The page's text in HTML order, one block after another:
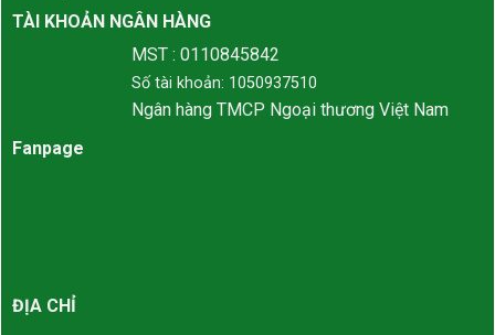
TÀI KHOẢN NGÂN HÀNG
MST : 0110845842
Số tài khoản: 1050937510
Ngân hàng TMCP Ngoại thương Việt Nam
Fanpage
ĐỊA CHỈ